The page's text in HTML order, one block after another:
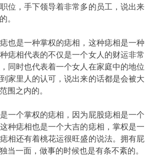
位，手下领导着非常多的员工，说出来
。
也是一种掌权的痣相，这种痣相是一种
痣相代表的不仅是一个女人的财运非常
同时也代表着一个女人在家庭中的地位
家里人的认可，说出来的话都是会被大
围之内的。
一个掌权的痣相，因为屁股痣相是一个
种痣相也是一个大吉的痣相，掌权是一
相还有着桃花运很旺盛的说法。拥有屁
当一面，做事的时候也是有条不紊的。